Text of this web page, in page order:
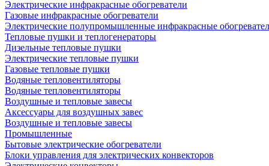
Электрические инфракрасные обогреватели
Газовые инфракрасные обогреватели
Электрические полупромышленные инфракрасные
Тепловые пушки и теплогенераторы
Дизельные тепловые пушки
Электрические тепловые пушки
Газовые тепловые пушки
Водяные тепловентиляторы
Водяные тепловентиляторы
Воздушные и тепловые завесы
Аксессуары для воздушных завес
Воздушные и тепловые завесы
Промышленные
Бытовые электрические обогреватели
Блоки управления для электрических конвекторов